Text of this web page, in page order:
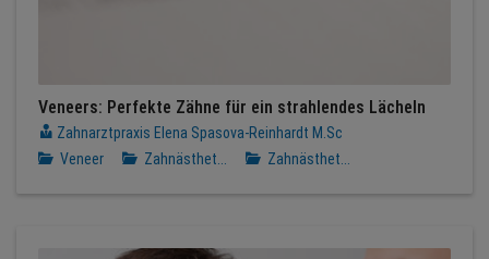
Veneers: Perfekte Zähne für ein strahlendes Lächeln
Zahnarztpraxis Elena Spasova-Reinhardt M.Sc
Veneer
Zahnästhet... Zahnästhet...